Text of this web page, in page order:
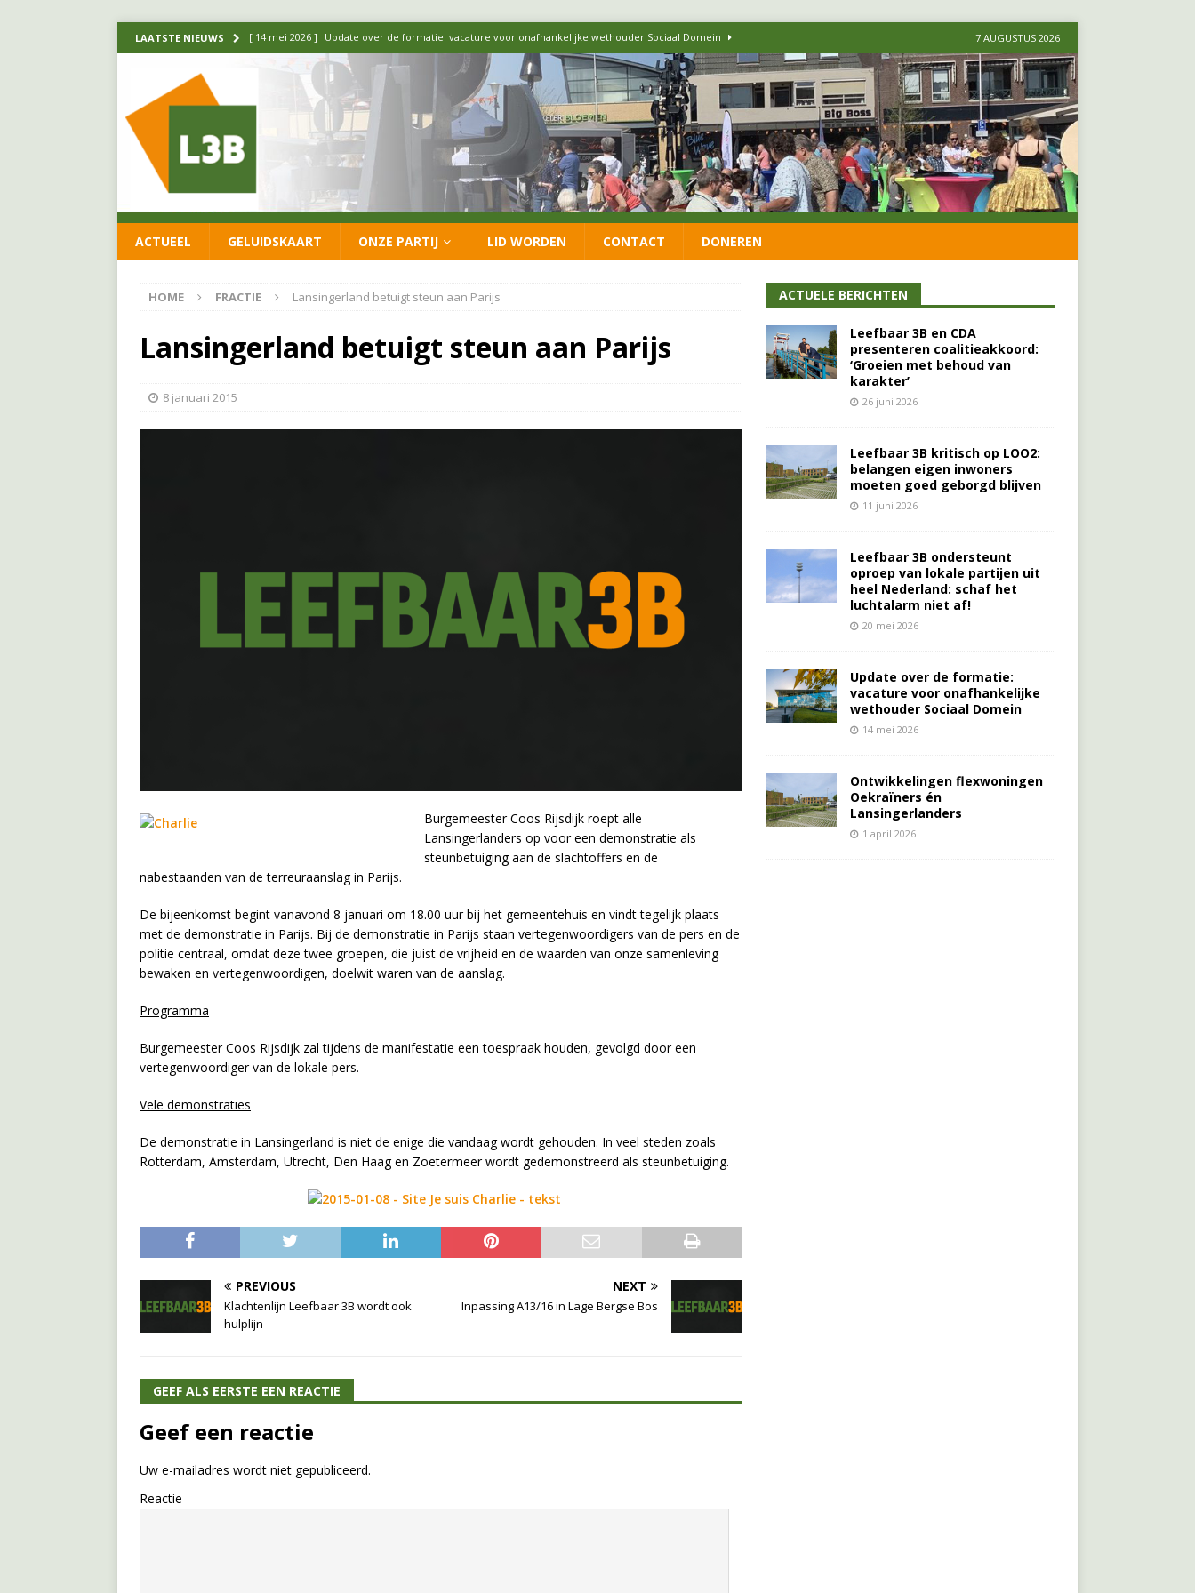
LAATSTE NIEUWS [ 14 mei 2026 ] Update over de formatie: vacature voor onafhankelijke wethouder Sociaal Domein
[ 1 april 2026 ] Ontwikkelingen flexwoningen Oekraïners én Lansingerlanders FRACTIE
[ 26 juni 2026 ] Leefbaar 3B en CDA presenteren coalitieakkoord: ‘Groeien met behoud van karakter’
Leefbaar 3B kritisch op LOO2: belangen eigen inwoners moeten goed geborgd blijven
[ 20 mei 2026 ] Leefbaar 3B ondersteunt oproep van lokale partijen uit heel Nederland: schaf het
7 AUGUSTUS 2026
ACTUEEL GELUIDSKAART ONZE PARTIJ LID WORDEN CONTACT DONEREN
HOME FRACTIE Lansingerland betuigt steun aan Parijs
Lansingerland betuigt steun aan Parijs
8 januari 2015
Burgemeester Coos Rijsdijk roept alle
Lansingerlanders op voor een demonstratie als
steunbetuiging aan de slachtoffers en de
nabestaanden van de terreuraanslag in Parijs.
De bijeenkomst begint vanavond 8 januari om 18.00 uur bij het gemeentehuis en vindt tegelijk plaats
met de demonstratie in Parijs. Bij de demonstratie in Parijs staan vertegenwoordigers van de pers en de
politie centraal, omdat deze twee groepen, die juist de vrijheid en de waarden van onze samenleving
bewaken en vertegenwoordigen, doelwit waren van de aanslag.
Programma
Burgemeester Coos Rijsdijk zal tijdens de manifestatie een toespraak houden, gevolgd door een
vertegenwoordiger van de lokale pers.
Vele demonstraties
De demonstratie in Lansingerland is niet de enige die vandaag wordt gehouden. In veel steden zoals
Rotterdam, Amsterdam, Utrecht, Den Haag en Zoetermeer wordt gedemonstreerd als steunbetuiging.
PREVIOUS
Klachtenlijn Leefbaar 3B wordt ook
hulplijn
NEXT
Inpassing A13/16 in Lage Bergse Bos
GEEF ALS EERSTE EEN REACTIE
Geef een reactie
Uw e-mailadres wordt niet gepubliceerd.
Reactie
ACTUELE BERICHTEN
Leefbaar 3B en CDA
presenteren coalitieakkoord:
‘Groeien met behoud van
karakter’
26 juni 2026
Leefbaar 3B kritisch op LOO2:
belangen eigen inwoners
moeten goed geborgd blijven
11 juni 2026
Leefbaar 3B ondersteunt
oproep van lokale partijen uit
heel Nederland: schaf het
luchtalarm niet af!
20 mei 2026
Update over de formatie:
vacature voor onafhankelijke
wethouder Sociaal Domein
14 mei 2026
Ontwikkelingen flexwoningen
Oekraïners én
Lansingerlanders
1 april 2026